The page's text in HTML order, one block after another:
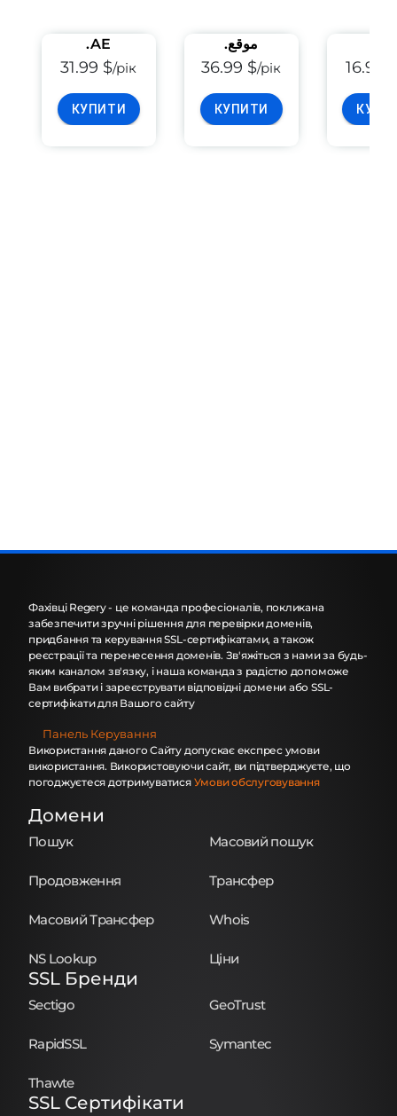
.AE
31.99 $/рік
КУПИТИ
.موقع
36.99 $/рік
КУПИТИ
16.99
Фахівці Regery - це команда професіоналів, покликана
забезпечити зручні рішення для перевірки доменів,
придбання та керування SSL-сертифікатами, а також
реєстрації та перенесення доменів. Зв'яжіться з нами за будь-
яким каналом зв'язку, і наша команда з радістю допоможе
Вам вибрати і зареєструвати відповідні домени або SSL-
сертифікати для Вашого сайту
Панель Керування
Використання даного Сайту допускає експрес умови
використання. Використовуючи сайт, ви підтверджуєте, що
погоджуєтеся дотримуватися Умови обслуговування
Домени
Пошук Масовий пошук
Продовження Трансфер
Масовий Трансфер Whois
NS Lookup Ціни
SSL Бренди
Sectigo GeoTrust
RapidSSL Symantec
Thawte
SSL Сертифікати